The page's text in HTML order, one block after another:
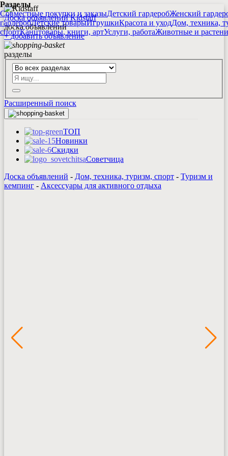
Разделы
Совместные покупки и заказыДетский гардеробЖенский
гардеробДетские товарыИгрушкиКрасота и уходДом, техника,
спортКанцтовары, книги, артУслуги, работаЖивотные и
Доска объявлений Kidstaff
доска объявлений
+добавитьобъявление
разделы
Расширенный поиск
ТОП
Новинки
Скидки
Советчица
Доска объявлений - Дом, техника, туризм, спорт - Туризм и
кемпинг - Аксессуары для активного отдыха